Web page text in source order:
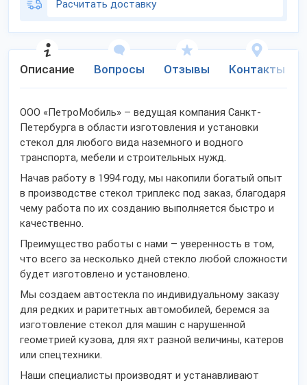
Расчитать доставку
Описание Вопросы Отзывы Контакты
ООО «ПетроМобиль» – ведущая компания Санкт-
Петербурга в области изготовления и установки
стекол для любого вида наземного и водного
транспорта, мебели и строительных нужд.
Начав работу в 1994 году, мы накопили богатый опыт
в производстве стекол триплекс под заказ, благодаря
чему работа по их созданию выполняется быстро и
качественно.
Преимущество работы с нами – уверенность в том,
что всего за несколько дней стекло любой сложности
будет изготовлено и установлено.
Мы создаем автостекла по индивидуальному заказу
для редких и раритетных автомобилей, беремся за
изготовление стекол для машин с нарушенной
геометрией кузова, для яхт разной величины, катеров
или спецтехники.
Наши специалисты производят и устанавливают